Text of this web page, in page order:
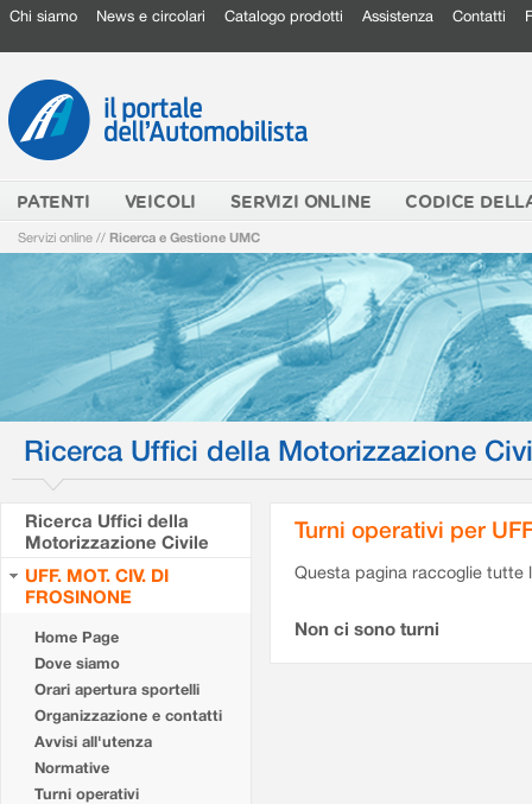
Chi siamo News e circolari Catalogo prodotti Assistenza Contatti
PATENTI VEICOLI SERVIZI ONLINE CODICE
Servizi online // Ricerca e Gestione UMC
Ricerca Uffici della Motorizzazione
Ricerca Uffici della
Motorizzazione Civile
UFF. MOT. CIV. DI
FROSINONE
Home Page
Dove siamo
Orari apertura sportelli
Organizzazione e contatti
Avvisi all'utenza
Normative
Turni operativi
Turni operativi per
Questa pagina raccoglie tutte
Non ci sono turni